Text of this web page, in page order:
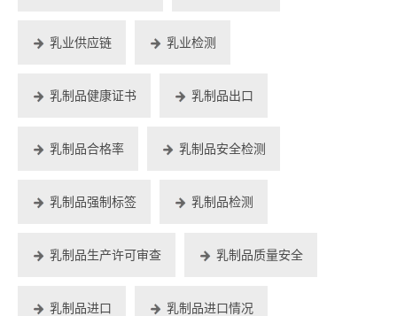
乳业供应链 乳业检测
乳制品健康证书 乳制品出口
乳制品合格率 乳制品安全检测
乳制品强制标签 乳制品检测
乳制品生产许可审查 乳制品质量安全
乳制品进口 乳制品进口情况